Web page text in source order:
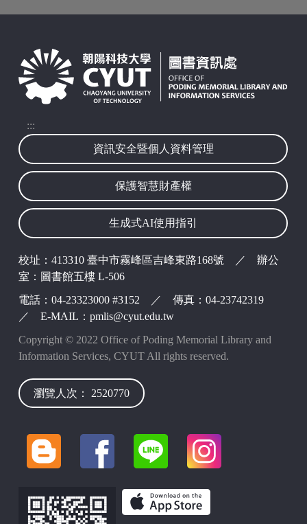
波錠映像
:::
資訊安全暨個人資料管理
保護智慧財產權
生成式AI使用指引
校址：413310 臺中市霧峰區吉峰東路168號 ／ 辦公
室：圖書館五樓 L-506
電話：04-23323000 #3152 ／ 傳真：04-23742319
／ E-MAIL：pmlis@cyut.edu.tw
Copyright © 2022 Office of Poding Memorial Library and
Information Services, CYUT All rights reserved.
瀏覽人次： 2520770